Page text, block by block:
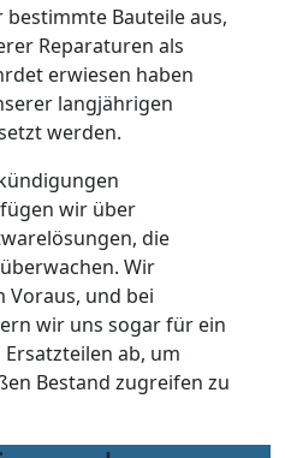
Bauteile aus,
Reparaturen als
erwiesen haben
langjährigen
werden.
wir über
die
Wir
Voraus, und bei
wir uns sogar für ein
ab, um
Bestand zugreifen zu